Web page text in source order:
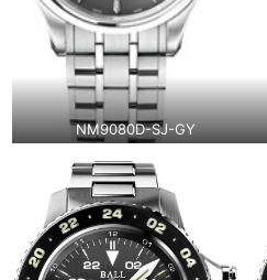
NM9080D-SJ-GY